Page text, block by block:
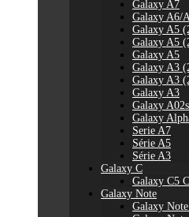
Galaxy A7
Galaxy A6/
Galaxy A5
Galaxy A5
Galaxy A5
Galaxy A3
Galaxy A3
Galaxy A3
Galaxy A02s
Galaxy
Serie A7
Série A5
Série A3
Galaxy C
Galaxy C5
Galaxy Note
Galaxy